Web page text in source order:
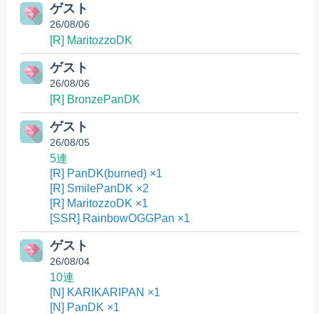
ゲスト
26/08/06
[R] MaritozzoDK
ゲスト
26/08/06
[R] BronzePanDK
ゲスト
26/08/05
5連
[R] PanDK(burned) ×1
[R] SmilePanDK ×2
[R] MaritozzoDK ×1
[SSR] RainbowOGGPan ×1
ゲスト
26/08/04
10連
[N] KARIKARIPAN ×1
[N] PanDK ×1